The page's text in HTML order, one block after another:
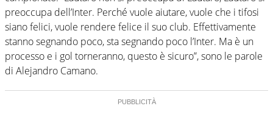
preoccupa dell’Inter. Perché vuole aiutare, vuole che i tifosi
siano felici, vuole rendere felice il suo club. Effettivamente
stanno segnando poco, sta segnando poco l’Inter. Ma è un
processo e i gol torneranno, questo è sicuro”, sono le parole
di Alejandro Camano.